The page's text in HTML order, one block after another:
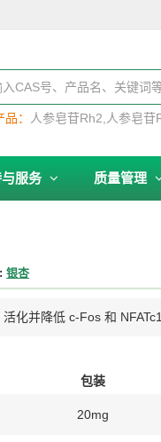
： 人参皂苷Rh2 人参皂苷
服务 质量管理
银杏
并降低 c-Fos 和
包装
20mg